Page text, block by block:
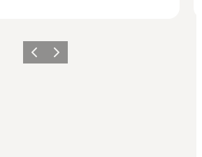
Vorherige Folie
Nächste Folie